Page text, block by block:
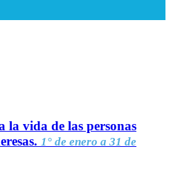
la vida de las personas
1° de enero a 31 de